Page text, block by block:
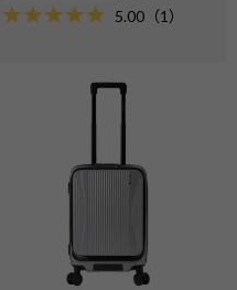
5.00 （1）